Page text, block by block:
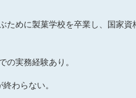
ために製菓学校を卒業し、国家
の実務経験あり。
わらない。